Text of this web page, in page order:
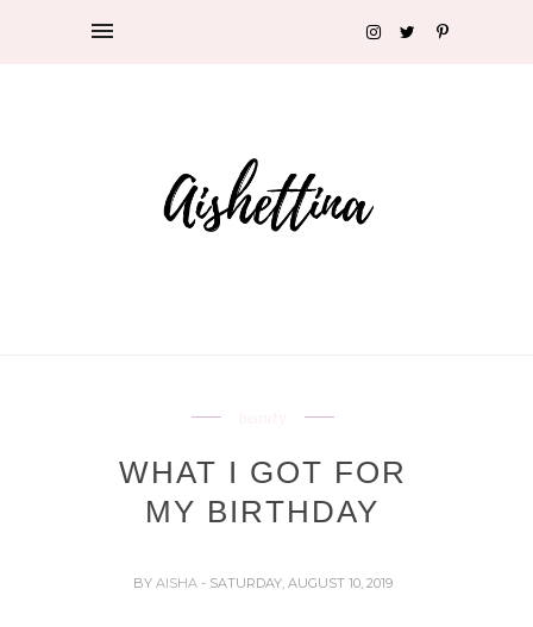
WHAT I GOT FOR
MY BIRTHDAY
BY AISHA - SATURDAY, AUGUST 10, 2019